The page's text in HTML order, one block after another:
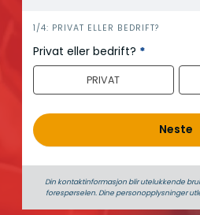
h
e
r
1/4: PRIVAT ELLER BEDRIFT?
Privat eller bedrift? *
PRIVAT
Neste
Din kontaktinformasjon blir utelukkende
forespørselen. Dine person­­opplysninger